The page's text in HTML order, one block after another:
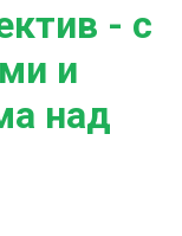
- с
и
над